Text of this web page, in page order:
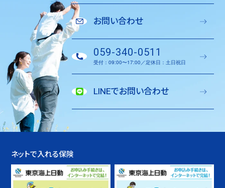
お問い合わせ
059-340-0511
受付：09:00〜17:00／定休日：土日祝日
LINEでお問い合わせ
ネットで入れる保険